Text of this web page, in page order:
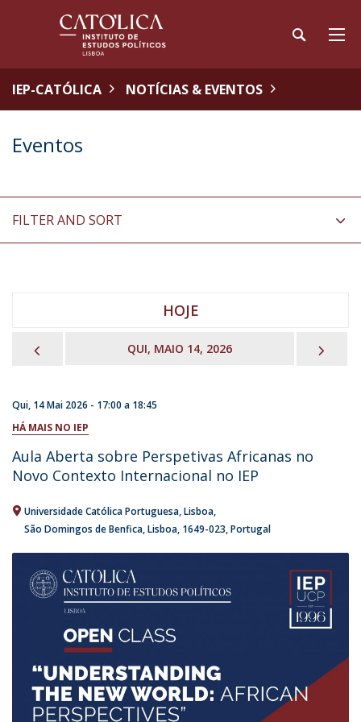
IEP-CATÓLICA NOTÍCIAS & EVENTOS
Eventos
FILTER AND SORT
HOJE
QUI, MAIO 14, 2026
Qui, 14 Mai 2026 - 17:00 a 18:45
HÁ MAIS NO IEP
Aula Aberta sobre Perspetivas Africanas no
Novo Contexto Internacional no IEP
Universidade Católica Portuguesa Lisboa
São Domingos de Benfica, Lisboa 1649-023 Portugal